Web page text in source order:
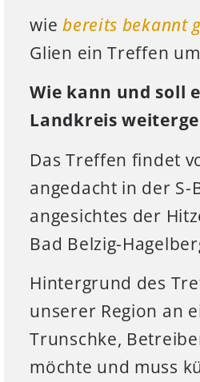
wiebereits bekannt
Glien ein Treffen
Wie kann und soll
Landkreis
Das Treffen findet
angedacht in der
angesichtes der
Bad Belzig-
Hintergrund des
unserer Region an
Trunschke,
möchte und muss